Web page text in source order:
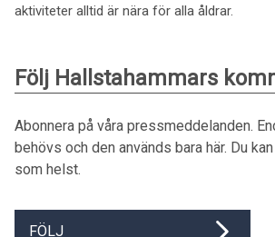
aktiviteter alltid är nära för alla åldrar.
Följ Hallstahammars
Abonnera på våra pressmeddelanden.
behövs och den används bara här. Du
som helst.
FÖLJ